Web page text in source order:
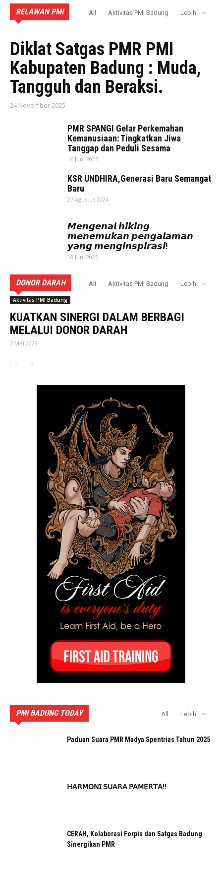
RELAWAN PMI All Aktivitas PMI Badung
Lebih
AKTIVITAS PMI BADUNG
Diklat Satgas PMR PMI
Kabupaten Badung : Muda,
Tangguh dan Beraksi.
24 November 2025
PMR SPANGI Gelar Perkemahan
Kemanusiaan: Tingkatkan Jiwa
Tanggap dan Peduli Sesama
16 Juni 2025
KSR UNDHIRA,Generasi Baru Semangat
Baru
27 Agustus 2024
𝙈𝙚𝙣𝙜𝙚𝙣𝙖𝙡 𝙝𝙞𝙠𝙞𝙣𝙜
𝙢𝙚𝙣𝙚𝙢𝙪𝙠𝙖𝙣 𝙥𝙚𝙣𝙜𝙖𝙡𝙖𝙢𝙖𝙣
𝙮𝙖𝙣𝙜 𝙢𝙚𝙣𝙜𝙞𝙣𝙨𝙥𝙞𝙧𝙖𝙨𝙞!
18 Juni 2025
DONOR DARAH All Aktivitas PMI Badung Lebih
Aktivitas PMI Badung
KUATKAN SINERGI DALAM BERBAGI
MELALUI DONOR DARAH
7 Mei 2023
PMI BADUNG TODAY All Lebih
Paduan Suara PMR Madya Spentrias Tahun 2025
𝖧𝖠𝖱𝖬𝖮𝖭𝖨 𝖲𝖴𝖠𝖱𝖠 𝖯𝖠𝖬𝖤𝖱𝖳𝖠!!
CERAH, Kolaborasi Forpis dan Satgas Badung
Sinergikan PMR